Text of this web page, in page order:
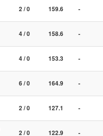
2 / 0 159.6 -
4 / 0 158.6 -
4 / 0 153.3 -
6 / 0 164.9 -
2 / 0 127.1 -
2 / 0 122.9 -